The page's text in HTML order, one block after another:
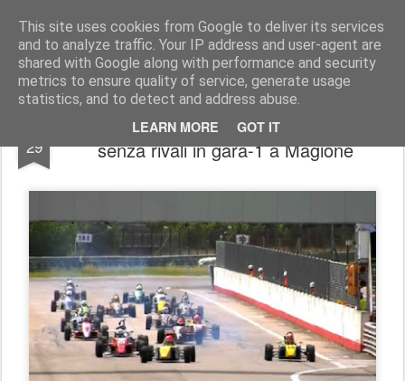
This site uses cookies from Google to deliver its services
and to analyze traffic. Your IP address and user-agent are
shared with Google along with performance and security
metrics to ensure quality of service, generate usage
statistics, and to detect and address abuse.
LEARN MORE GOT IT
AutoMotoCorse. Motorsport Random News 280912
29
Formula Class Junior / Marco Visconti
senza rivali in gara-1 a Magione